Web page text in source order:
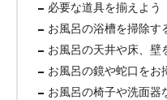
必要な道具を揃えよう
お風呂の浴槽を掃除す
お風呂の天井や床、壁
お風呂の鏡や蛇口をお
お風呂の椅子や洗面器